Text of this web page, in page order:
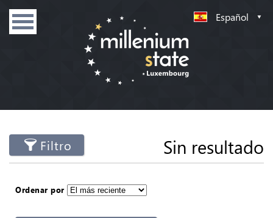
Español
Filtro Sin resultado
Ordenar por